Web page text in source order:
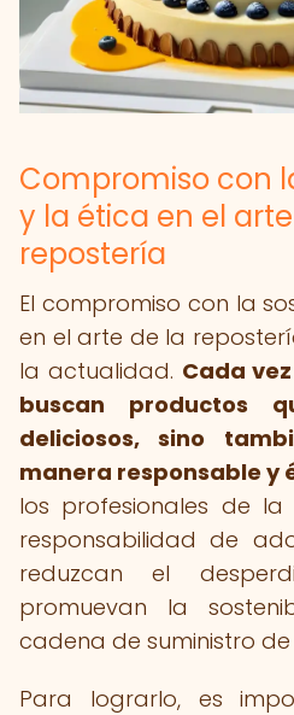
Compromiso con
y la ética en el
repostería
El compromiso con la
en el arte de la
la actualidad. Cada
buscan productos
deliciosos, sino
manera responsable y
los profesionales de
responsabilidad de
reduzcan el
promuevan la
cadena de suministro de
Para lograrlo, es